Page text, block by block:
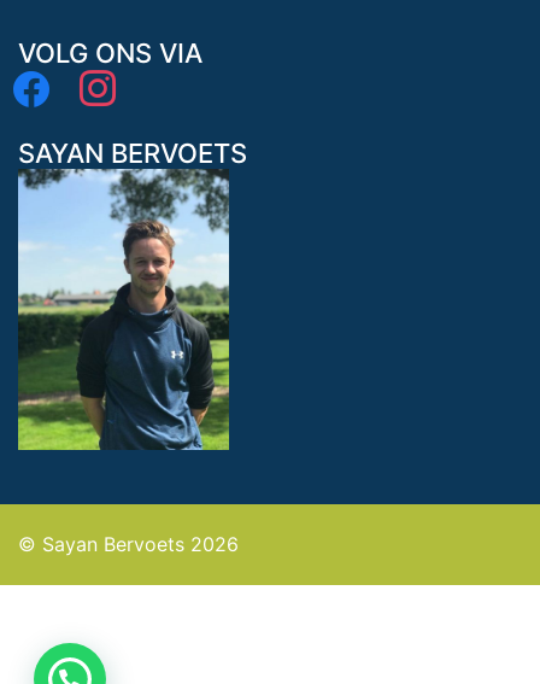
VOLG ONS VIA
facebookinstagram
SAYAN BERVOETS
© Sayan Bervoets 2026